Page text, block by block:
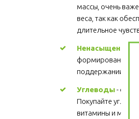
массы, очень
веса, так как
длительное
Ненасыщенные
формировании
поддержании
Углеводы -
Покупайте
витамины и